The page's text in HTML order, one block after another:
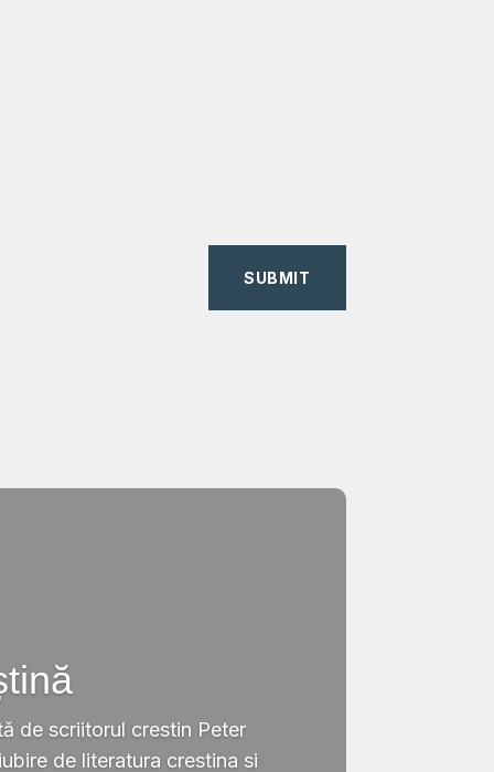
SUBMIT
de scriitorul crestin Peter
de literatura crestina si